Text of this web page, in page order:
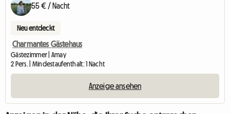
55 € / Nacht
Neu entdeckt
Charmantes Gästehaus
Gästezimmer | Amay
2 Pers. | Mindestaufenthalt: 1 Nacht
Anzeige ansehen